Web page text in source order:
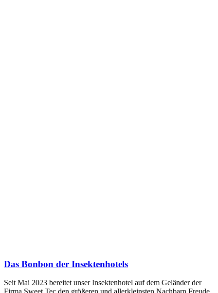
Das Bonbon der Insektenhotels
Seit Mai 2023 bereitet unser Insektenhotel auf dem Geländer der